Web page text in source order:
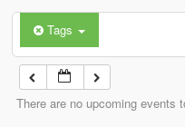
Tags
There are no upcoming events